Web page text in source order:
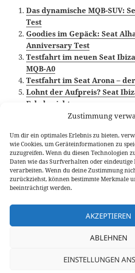
Zustimmung
Um dir ein optimales Erlebnis zu bieten,
wie Cookies, um Geräteinformationen zu
zuzugreifen. Wenn du diesen Technologien
Daten wie das Surfverhalten oder eindeutige
verarbeiten. Wenn du deine Zustimmung
zurückziehst, können bestimmte Merkmale
beeinträchtigt werden.
AKZEPTIEREN
ABLEHNEN
EINSTELLUNGEN
Das dynamische MQB-SUV:
Test
Goodies im Gepäck: Seat
Anniversary Test
Testfahrt im neuen Seat
MQB-A0
Testfahrt im Seat Arona –
Lohnt der Aufpreis? Seat
Fahrbericht
Veröffentlicht
am
13. März 2019 Autor
Fabian Meßner
Seat Tarraco,Video Fahrbericht
Beitragsnavigation
VORHERIGER
Vorheriger
Beitrag:
Skoda Kodiaq RS
dynamischer Diesel?
Kräftige Aufwertung für